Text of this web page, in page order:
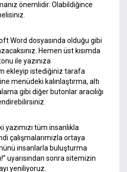
önemlidir. Olabildiğince
Word dosyasında olduğu gibi
Hemen üst kısımda
ile yazınıza
ekleyip istediğiniz tarafa
menüdeki kalınlaştırma, altı
gibi diğer butonlar aracılığı
yazımızı tüm insanlıkla
çalışmalarımızla ortaya
insanlarla buluşturma
uyarısından sonra sitemizin
yeniliyoruz.